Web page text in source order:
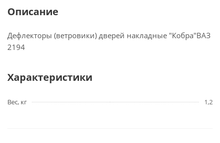
Описание
Дефлекторы (ветровики) дверей накладные "Кобра"ВАЗ
2194
Характеристики
Вес, кг 1,2